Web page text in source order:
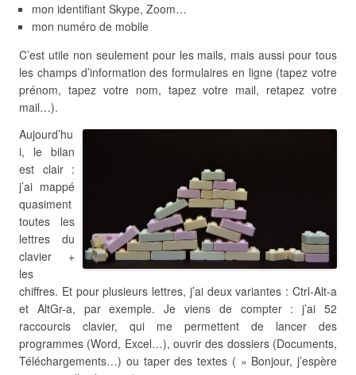
mon identifiant Skype, Zoom…
mon numéro de mobile
C’est utile non seulement pour les mails, mais aussi pour tous
les champs d’information des formulaires en ligne (tapez votre
prénom, tapez votre nom, tapez votre mail, retapez votre
mail…).
Aujourd’hu
i, le bilan
est clair :
j’ai mappé
quasiment
toutes les
lettres du
clavier +
les
chiffres. Et pour plusieurs lettres, j’ai deux variantes : Ctrl-Alt-a
et AltGr-a, par exemple. Je viens de compter : j’ai 52
raccourcis clavier, qui me permettent de lancer des
programmes (Word, Excel…), ouvrir des dossiers (Documents,
Téléchargements…) ou taper des textes ( » Bonjour, j’espère